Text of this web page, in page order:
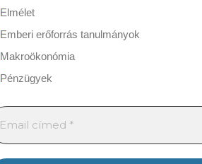
Elmélet
Emberi erőforrás tanulmányok
Makroökonómia
Pénzügyek